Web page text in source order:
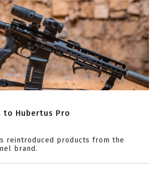
to Hubertus Pro
reintroduced products from the
brand.